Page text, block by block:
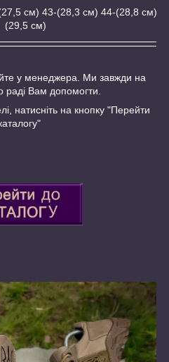
см) 43-(28,3 см) 44-(28,8 см)
(29,5 см)
у менеджера. Ми завжди на
раді Вам допомогти.
натисніть на кнопку "Перейти